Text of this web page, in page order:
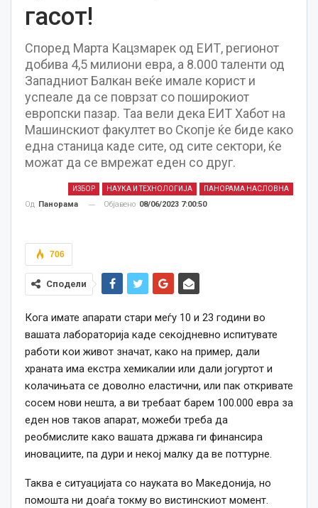
гасот!
Според Марта Кацзмарек од ЕИТ, регионот
добива 4,5 милиoни евра, а 8.000 таленти од
Западниот Балкан веќе имале корист и
успеале да се поврзат со поширокиот
европски пазар. Таа вели дека ЕИТ Хабот на
Машинскиот факултет во Скопје ќе биде како
една станица каде сите, од сите сектори, ќе
можат да се вмрежат еден со друг.
ИЗБОР НАУКА И ТЕХНОЛОГИЈА ПАНОРАМА НАСЛОВНА
Од Панорама Објавено 08/06/2023 7:00:50
706
Сподели
Кога имате апарати стари меѓу 10 и 23 години во
вашата лабораторија каде секојдневно испитувате
работи кои живот значат, како на пример, дали
храната има екстра хемикалии или дали јогуртот и
колачињата се доволно еластични, или пак откривате
сосем нови нешта, а ви требаат барем 100.000 евра за
еден нов таков апарат, можеби треба да
реобмислите како вашата држава ги финансира
иновациите, па дури и некој малку да ве поттурне.
Таква е ситуацијата со науката во Македонија, но
помошта ни доаѓа токму во вистинскиот момент.